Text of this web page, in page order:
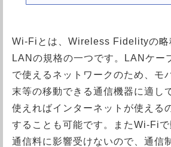
Wi-Fiとは、Wireless Fidelityの略
LANの規格の一つです。LANケー
で使えるネットワークのため、モ
末等の移動できる通信機器に適し
使えればインターネットが使える
することも可能です。またWi-Fi
通信料に影響受けないので、通信